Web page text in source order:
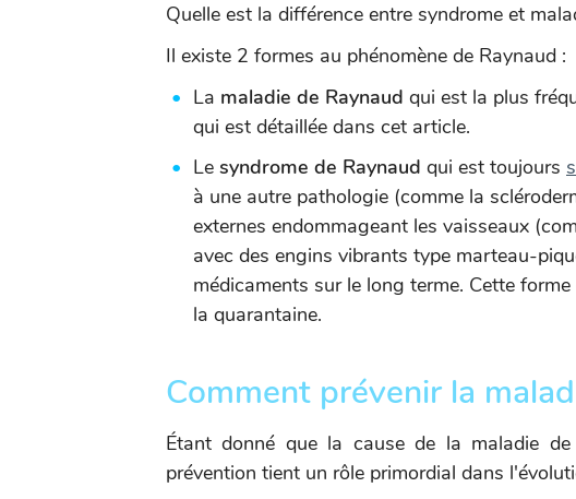
Quelle est la différence entre syndrome et
Il existe 2 formes au phénomène de Raynaud :
La maladie de Raynaud qui est la plus
qui est détaillée dans cet article.
Le syndrome de Raynaud qui est toujours
à une autre pathologie (comme la
externes endommageant les vaisseaux
avec des engins vibrants type marteau-
médicaments sur le long terme. Cette
la quarantaine.
Comment prévenir la
Étant donné que la cause de la maladie
prévention tient un rôle primordial dans